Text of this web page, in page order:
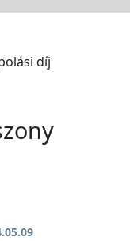
díj